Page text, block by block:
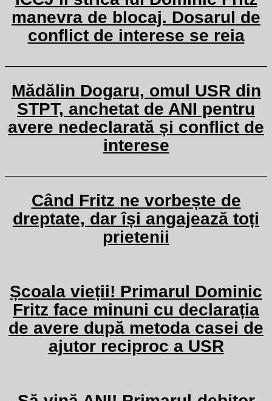
manevra de blocaj. Dosarul de
conflict de interese se reia
Mădălin Dogaru, omul USR din
STPT, anchetat de ANI pentru
avere nedeclarată și conflict de
interese
Când Fritz ne vorbește de
dreptate, dar își angajează toți
prietenii
Școala vieții! Primarul Dominic
Fritz face minuni cu declarația
de avere după metoda casei de
ajutor reciproc a USR